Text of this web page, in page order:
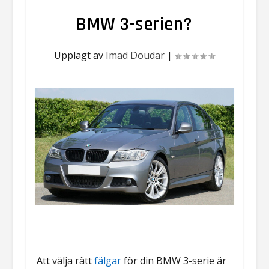
BMW 3-serien?
Upplagt av Imad Doudar |
Att välja rättfälgarför din BMW 3-serie är